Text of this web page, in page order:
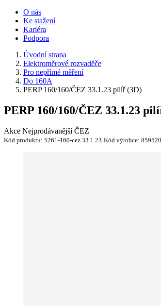
O nás
Ke stažení
Kariéra
Podpora
Úvodní strana
Elektroměrové rozvaděče
Pro nepřímé měření
Do 160A
PERP 160/160/ČEZ 33.1.23 pilíř (3D)
PERP 160/160/ČEZ 33.1.23
Akce Nejprodávanější ČEZ
Kód produktu: 5261-160-cez 33.1.23 Kód výrobce: